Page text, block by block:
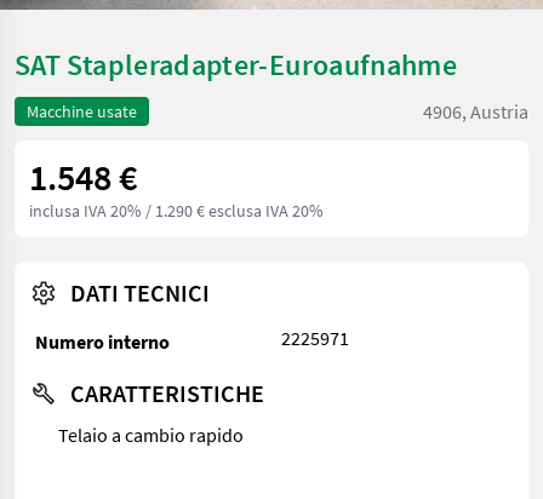
SAT Stapleradapter-Euroaufnahme
Macchine usate 4906, Austria
1.548 €
inclusa IVA 20% / 1.290 € esclusa IVA 20%
DATI TECNICI
Numero interno 2225971
CARATTERISTICHE
Telaio a cambio rapido